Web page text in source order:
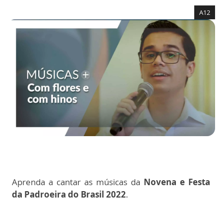
A12
Aprenda a cantar as músicas da Novena e Festa
da Padroeira do Brasil 2022.